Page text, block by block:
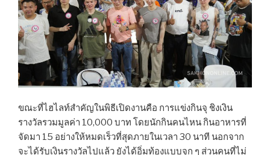
ขณะที่ไฮไลท์สำคัญในพิธีเปิดงานคือ การแข่งกินจุ ชิงเงิน
รางวัลรวมมูลค่า 10,000 บาท โดยนักกินคนไหน กินอาหารที่
จัดมา 15 อย่างให้หมดเร็วที่สุดภายในเวลา 30 นาที นอกจาก
จะได้รับเงินรางวัลไปแล้ว ยังได้อิ่มท้องแบบจุก ๆ ส่วนคนที่ไม่